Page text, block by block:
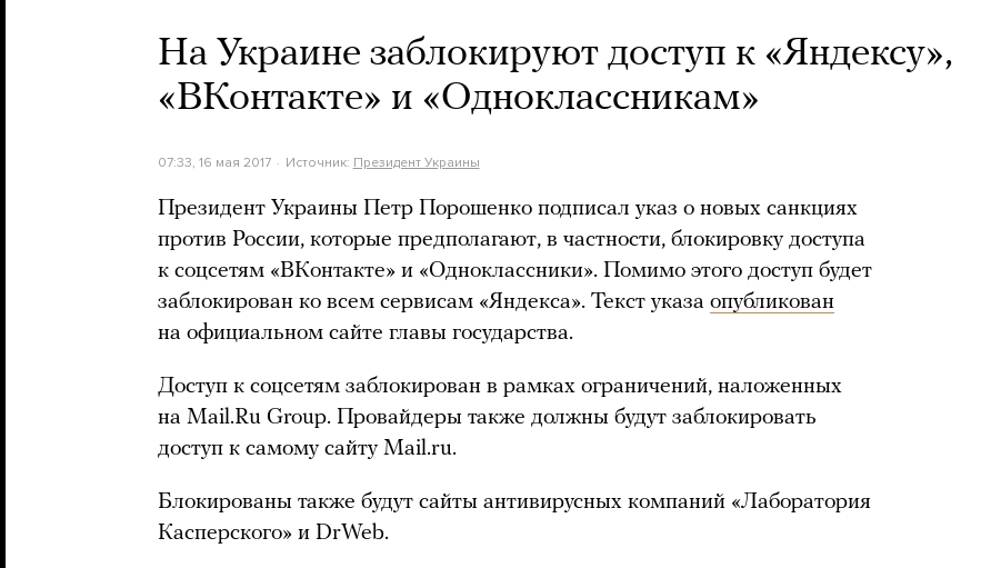
На Украине заблокируют доступ к «Яндексу»,
«ВКонтакте» и «Одноклассникам»
07:33, 16 мая 2017 Источник: Президент Украины
Президент Украины Петр Порошенко подписал указ о новых санкциях
против России, которые предполагают, в частности, блокировку доступа
к соцсетям «ВКонтакте» и «Одноклассники». Помимо этого доступ будет
заблокирован ко всем сервисам «Яндекса». Текст указа опубликован
на официальном сайте главы государства.
Доступ к соцсетям заблокирован в рамках ограничений, наложенных
на Mail.Ru Group. Провайдеры также должны будут заблокировать
доступ к самому сайту Mail.ru.
Блокированы также будут сайты антивирусных компаний «Лаборатория
Касперского» и DrWeb.